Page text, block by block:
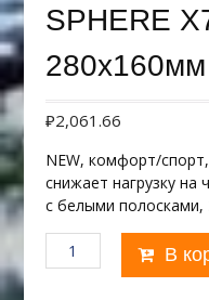
SPHERE
280х160мм
₽2,061.66
NEW, комфорт/
снижает нагрузку на
с белыми полосками,
Количество
товара
В